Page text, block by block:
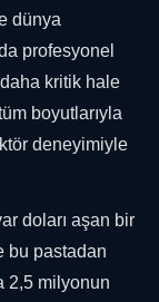
dünya
profesyonel
kritik hale
boyutlarıyla
deneyimiyle
doları aşan bir
bu pastadan
2,5 milyonun